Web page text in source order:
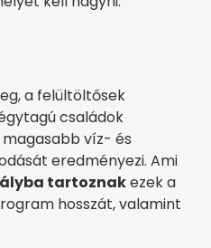
a felültöltősek
családok
víz- és
eredményezi. Ami
tartoznakezek a
hosszát, valamint